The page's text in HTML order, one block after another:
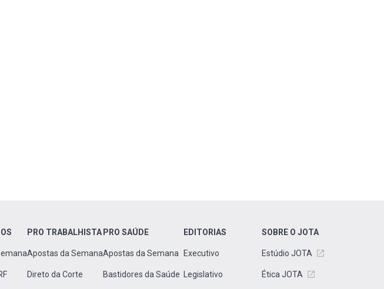
PRO TRABALHISTA
Apostas da Semana
Direto da Corte
PRO SAÚDE
Apostas da Semana
Bastidores da Saúde
EDITORIAS
Executivo
Legislativo
SOBRE O JOTA
Estúdio JOTA
Ética JOTA